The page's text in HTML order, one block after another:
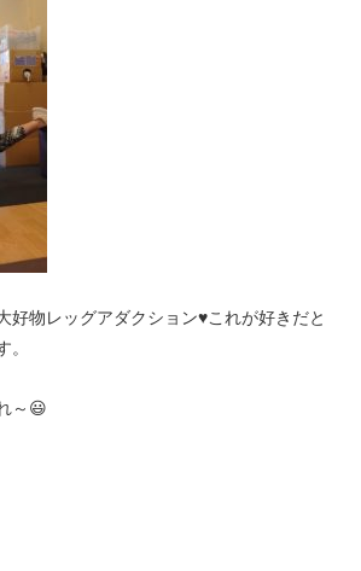
好物レッグアダクション♥️これが好きだと
。
～😃